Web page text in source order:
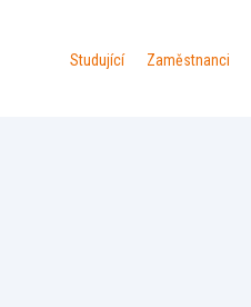
Studující Zaměstnanci